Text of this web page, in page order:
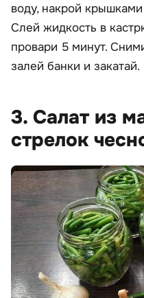
воду, накрой
Слей жидкость в
провари 5 минут.
залей банки и закатай.
3. Салат из
стрелок